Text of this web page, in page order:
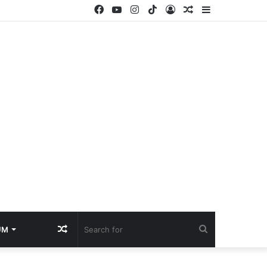
Sidebar
Random
Log
TikTok
Instagram
YouTube
Facebook
Random